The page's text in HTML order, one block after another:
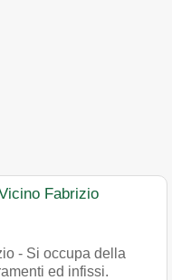
Fabrizio
- Si occupa della
ed infissi.